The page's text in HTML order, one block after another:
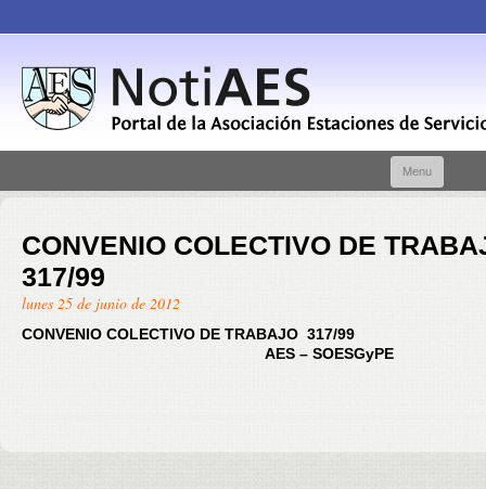
Menu
CONVENIO COLECTIVO DE
317/99
lunes 25 de junio de 2012
CONVENIO COLECTIVO DE TRABAJO
AES – SOESGyPE